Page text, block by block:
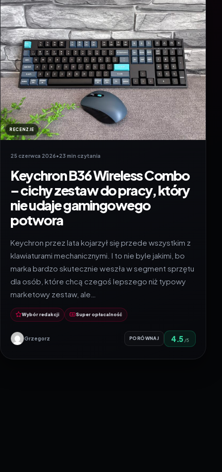
RECENZJE
25 czerwca 2026•23 min czytania
Keychron B36 Wireless Combo
– cichy zestaw do pracy, który
nie udaje gamingowego
potwora
Keychron przez lata kojarzył się przede wszystkim z
klawiaturami mechanicznymi. I to nie byle jakimi, bo
marka bardzo skutecznie weszła w segment sprzętu
dla osób, które chcą czegoś lepszego niż typowy
marketowy zestaw, ale…
Wybór redakcji Super opłacalność
Grzegorz PORÓWNAJ 4.5 /5